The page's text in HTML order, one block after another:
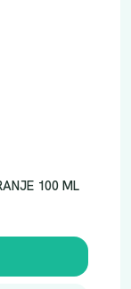
100 ML